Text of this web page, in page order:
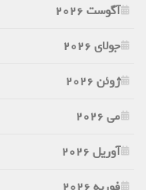
آگوست 2026
جولای 2026
ژوئن 2026
می 2026
آوریل 2026